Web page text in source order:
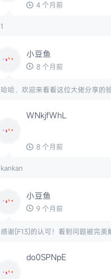
4 个月前
1
小豆鱼
8 个月前
哈哈，欢迎来看看这位大佬分享的验
WNkjfWhL
8 个月前
kankan
小豆鱼
9 个月前
感谢[F13]的认可！看到问题被完美解
do0SPNpE